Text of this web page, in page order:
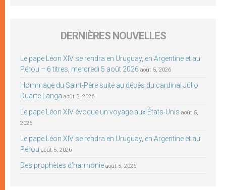
DERNIÈRES NOUVELLES
Le pape Léon XIV se rendra en Uruguay, en Argentine et au
Pérou – 6 titres, mercredi 5 août 2026 août 5, 2026
Hommage du Saint-Père suite au décès du cardinal Júlio
Duarte Langa août 5, 2026
Le pape Léon XIV évoque un voyage aux États-Unis août 5,
2026
Le pape Léon XIV se rendra en Uruguay, en Argentine et au
Pérou août 5, 2026
Des prophètes d’harmonie août 5, 2026